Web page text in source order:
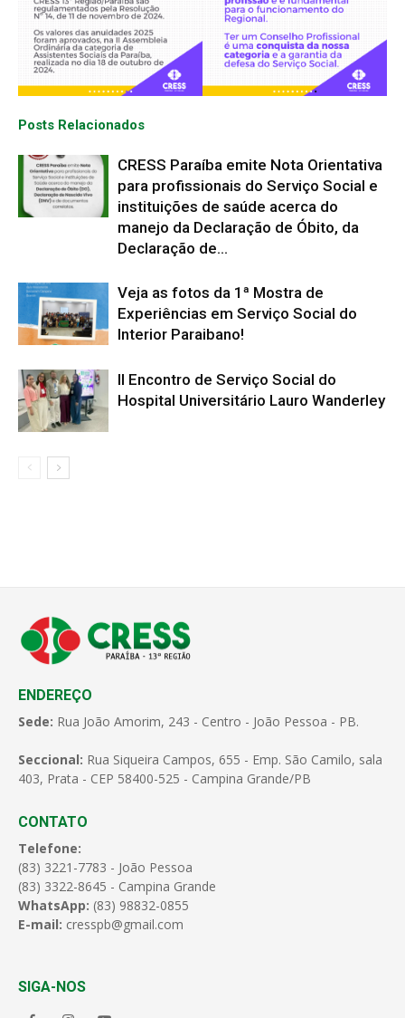
Posts Relacionados
CRESS Paraíba emite Nota Orientativa
para profissionais do Serviço Social e
instituições de saúde acerca do
manejo da Declaração de Óbito, da
Declaração de...
Veja as fotos da 1ª Mostra de
Experiências em Serviço Social do
Interior Paraibano!
II Encontro de Serviço Social do
Hospital Universitário Lauro Wanderley
ENDEREÇO
Sede: Rua João Amorim, 243 - Centro - João Pessoa - PB.
Seccional: Rua Siqueira Campos, 655 - Emp. São Camilo, sala
403, Prata - CEP 58400-525 - Campina Grande/PB
CONTATO
Telefone:
(83) 3221-7783 - João Pessoa
(83) 3322-8645 - Campina Grande
WhatsApp: (83) 98832-0855
E-mail: cresspb@gmail.com
SIGA-NOS